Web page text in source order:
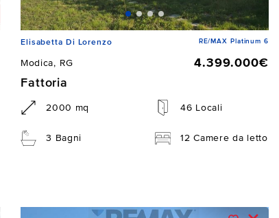
Elisabetta Di Lorenzo RE/MAX Platinum 6
Modica, RG
4.399.000€
Fattoria
2000 mq 46 Locali
3 Bagni 12 Camere da letto